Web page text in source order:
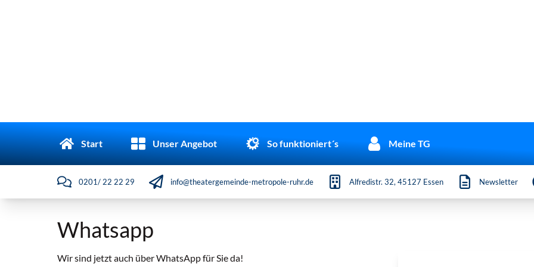
Start Unser Angebot So funktioniert´s Meine TG
0201/ 22 22 29 info@theatergemeinde-metropole-ruhr.de Alfredistr. 32, 45127 Essen Newsletter
Whatsapp
Wir sind jetzt auch über WhatsApp für Sie da!